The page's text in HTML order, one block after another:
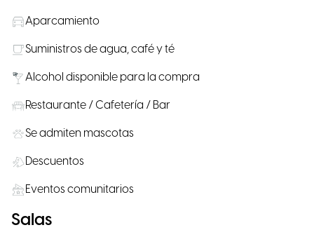
Aparcamiento
Suministros de agua, café y té
Alcohol disponible para la compra
Restaurante / Cafetería / Bar
Se admiten mascotas
Descuentos
Eventos comunitarios
Salas